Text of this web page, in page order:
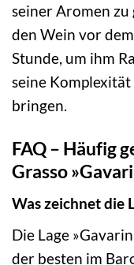
seiner Aromen
den Wein vor
Stunde, um ihm
seine
bringen.
FAQ – Häufig
Grasso
Was zeichnet die
Die Lage
der besten im